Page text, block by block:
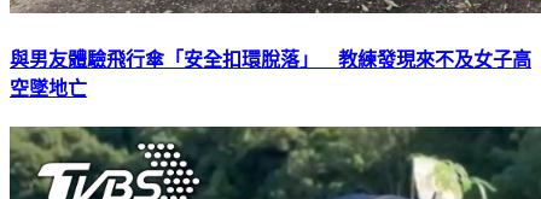
與男友體驗飛行傘「安全扣環脫落」 教練發現來不及女子高
空墜地亡